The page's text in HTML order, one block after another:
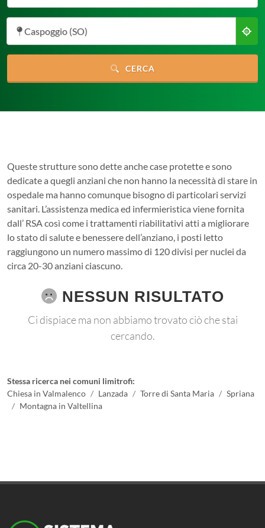
Caspoggio (SO)
CERCA
Queste strutture sono dette anche case protette e sono
dedicate a quegli anziani che non hanno la necessità di stare in
ospedale ma hanno comunque bisogno di particolari servizi
sanitari. L’assistenza medica ed infermieristica viene fornita
dall’ RSA così come i trattamenti riabilitativi atti a migliorare
lo stato di salute e benessere dell’anziano, i posti letto
raggiungono un numero massimo di 120 divisi per nuclei da
circa 20-30 anziani ciascuno.
NESSUN RISULTATO
Ci dispiace ma non abbiamo trovato ciò che stai
cercando.
Stessa ricerca nei comuni limitrofi:
Chiesa in Valmalenco
Lanzada Torre di Santa Maria
Spriana
Montagna in Valtellina